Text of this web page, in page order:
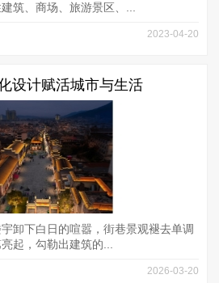
筑、商场、旅游景区、...
2023-04-20
设计赋活城市与生活
卸下白日的喧嚣，街巷景观褪去单调
起，勾勒出建筑的...
2026-03-20